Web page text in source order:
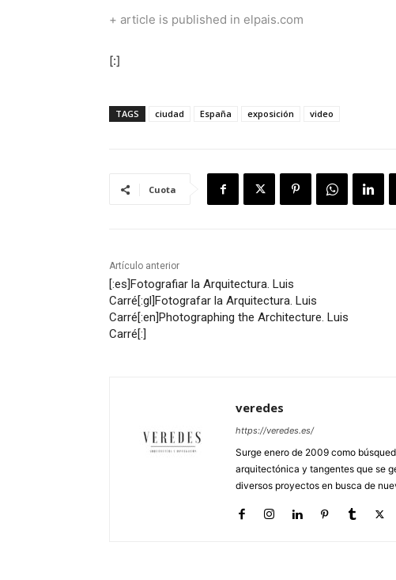
+ article is published in elpais.com
[:]
TAGS ciudad España exposición video
Cuota
Artículo anterior
[:es]Fotografiar la Arquitectura. Luis
Carré[:gl]Fotografar la Arquitectura. Luis
Carré[:en]Photographing the Architecture. Luis
Carré[:]
veredes
https://veredes.es/
Surge enero de 2009 como
arquitectónica y tangentes que se
diversos proyectos en busca de